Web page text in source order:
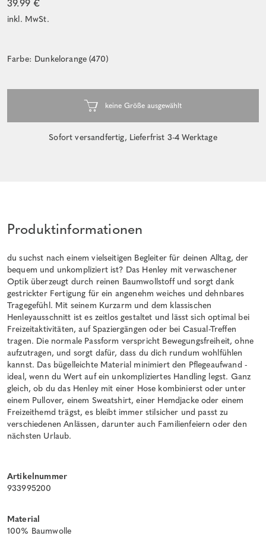
39.99 €
inkl. MwSt.
Farbe: Dunkelorange (470)
Sofort versandfertig, Lieferfrist 3-4 Werktage
Produktinformationen
du suchst nach einem vielseitigen Begleiter für deinen Alltag, der
bequem und unkompliziert ist? Das Henley mit verwaschener
Optik überzeugt durch reinen Baumwollstoff und sorgt dank
gestrickter Fertigung für ein angenehm weiches und dehnbares
Tragegefühl. Mit seinem Kurzarm und dem klassischen
Henleyausschnitt ist es zeitlos gestaltet und lässt sich optimal bei
Freizeitaktivitäten, auf Spaziergängen oder bei Casual-Treffen
tragen. Die normale Passform verspricht Bewegungsfreiheit, ohne
aufzutragen, und sorgt dafür, dass du dich rundum wohlfühlen
kannst. Das bügelleichte Material minimiert den Pflegeaufwand -
ideal, wenn du Wert auf ein unkompliziertes Handling legst. Ganz
gleich, ob du das Henley mit einer Hose kombinierst oder unter
einem Pullover, einem Sweatshirt, einer Hemdjacke oder einem
Freizeithemd trägst, es bleibt immer stilsicher und passt zu
verschiedenen Anlässen, darunter auch Familienfeiern oder den
nächsten Urlaub.
Artikelnummer
933995200
Material
100% Baumwolle